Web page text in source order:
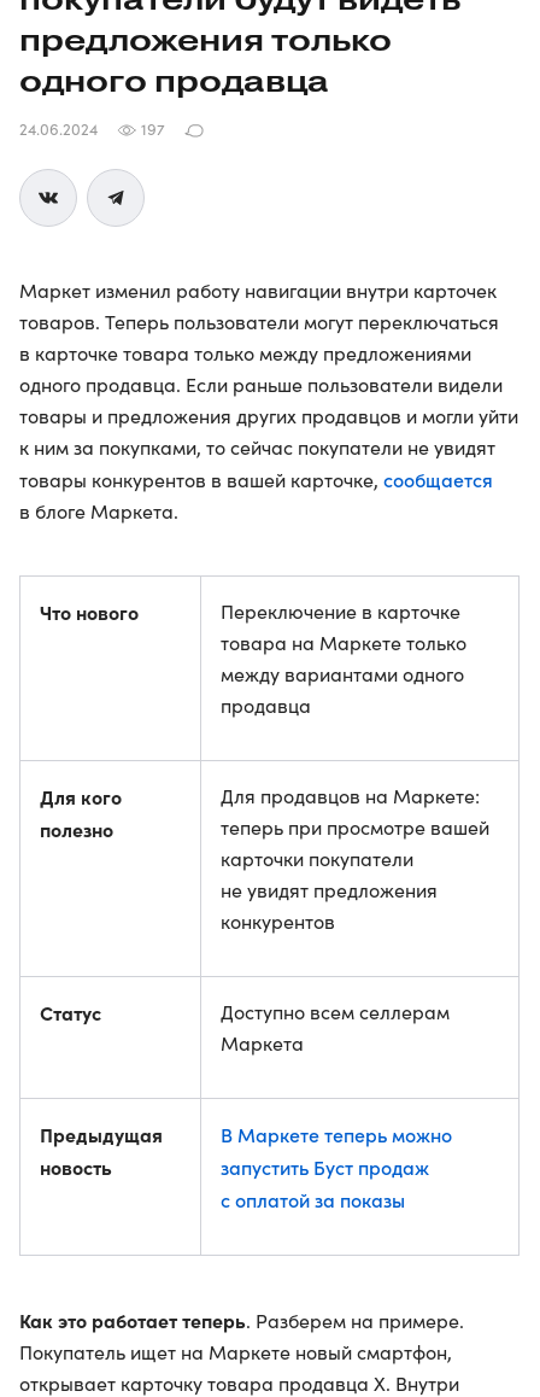
предложения только
одного продавца
24.06.2024 197
Маркет изменил работу навигации внутри карточек
товаров. Теперь пользователи могут переключаться
в карточке товара только между предложениями
одного продавца. Если раньше пользователи видели
товары и предложения других продавцов и могли уйти
к ним за покупками, то сейчас покупатели не увидят
товары конкурентов в вашей карточке, сообщается
в блоге Маркета.
Что нового
Переключение в карточке
товара на Маркете только
между вариантами одного
продавца
Для кого
полезно
Для продавцов на Маркете:
теперь при просмотре вашей
карточки покупатели
не увидят предложения
конкурентов
Статус
Доступно всем селлерам
Маркета
Предыдущая
новость
В Маркете теперь можно
запустить Буст продаж
с оплатой за показы
Как это работает теперь. Разберем на примере.
Покупатель ищет на Маркете новый смартфон,
открывает карточку товара продавца Х. Внутри